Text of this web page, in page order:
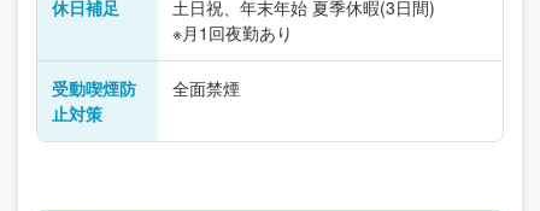
休日補足
土日祝、年末年始 夏季休暇(3日間)
※月1回夜勤あり
受動喫煙防
止対策
全面禁煙